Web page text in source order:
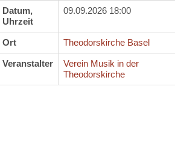
Datum,
Uhrzeit
09.09.2026 18:00
Ort Theodorskirche Basel
Veranstalter
Verein Musik in der
Theodorskirche